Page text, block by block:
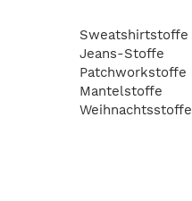
Sweatshirtstoffe
Jeans-Stoffe
Patchworkstoffe
Mantelstoffe
Weihnachtsstoffe